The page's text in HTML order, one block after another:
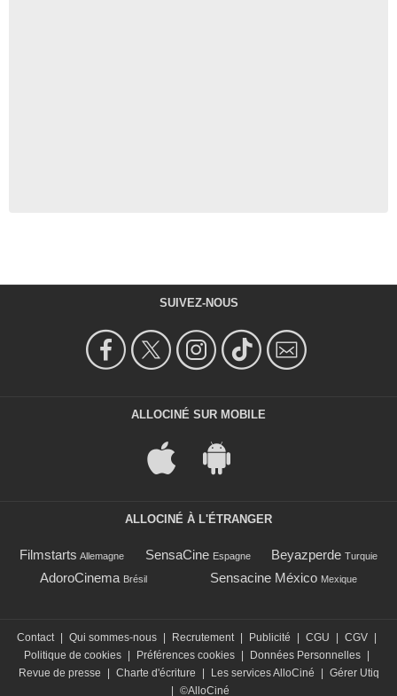
SUIVEZ-NOUS
ALLOCINÉ SUR MOBILE
ALLOCINÉ À L'ÉTRANGER
Filmstarts Allemagne SensaCine Espagne Beyazperde Turquie
AdoroCinema Brésil Sensacine México Mexique
Contact | Qui sommes-nous | Recrutement | Publicité | CGU | CGV |
Politique de cookies | Préférences cookies | Données Personnelles |
Revue de presse
| Charte d'écriture | Les services AlloCiné | Gérer Utiq
| ©AlloCiné